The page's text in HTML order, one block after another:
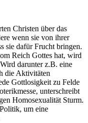
Christen über das
wenn sie von ihrer
sie dafür Frucht bringen.
Reich Gottes hat, wird
darunter z.B. eine
die Aktivitäten
Gottlosigkeit zu Felde
unterschreibt
Homosexualität Sturm.
um eine